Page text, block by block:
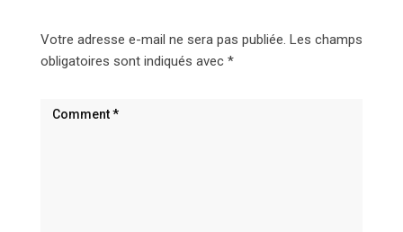
Votre adresse e-mail ne sera pas publiée. Les champs
obligatoires sont indiqués avec *